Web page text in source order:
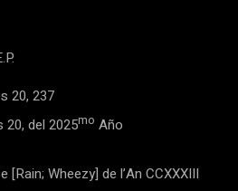
20, 237
20, del 2025mo Año
[Rain; Wheezy] de l’An CCXXXIII